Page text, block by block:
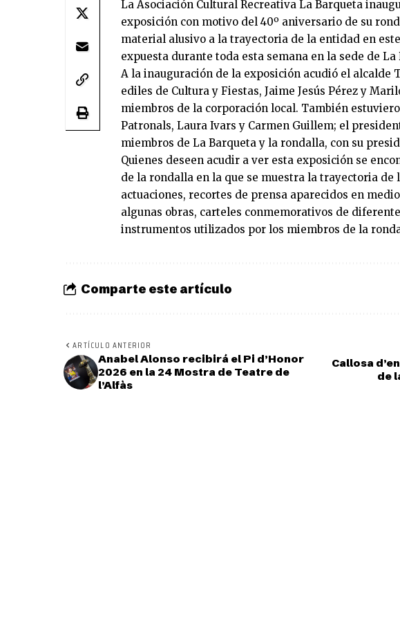
La Asociación Cultural Recreativa La Barqueta
exposición con motivo del 40º aniversario de su
material alusivo a la trayectoria de la entidad en
expuesta durante toda esta semana en la sede de
A la inauguración de la exposición acudió el alcalde
ediles de Cultura y Fiestas, Jaime Jesús Pérez y
miembros de la corporación local. También
Patronals, Laura Ivars y Carmen Guillem; el
miembros de La Barqueta y la rondalla, con su
Quienes deseen acudir a ver esta exposición se
de la rondalla en la que se muestra la trayectoria de
actuaciones, recortes de prensa aparecidos en
algunas obras, carteles conmemorativos de
instrumentos utilizados por los miembros de la
Comparte este artículo
ARTÍCULO ANTERIOR
Anabel Alonso recibirá el Pi d’Honor
2026 en la 24 Mostra de Teatre de
l’Alfàs
Callosa
de